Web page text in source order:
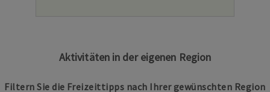
Aktivitäten in der eigenen Region
Filtern Sie die Freizeittipps nach Ihrer gewünschten Region